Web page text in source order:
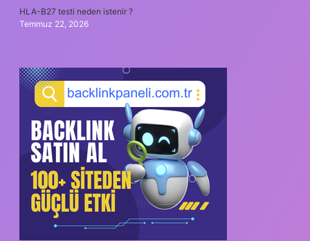
HLA-B27 testi neden istenir ?
Temmuz 22, 2026